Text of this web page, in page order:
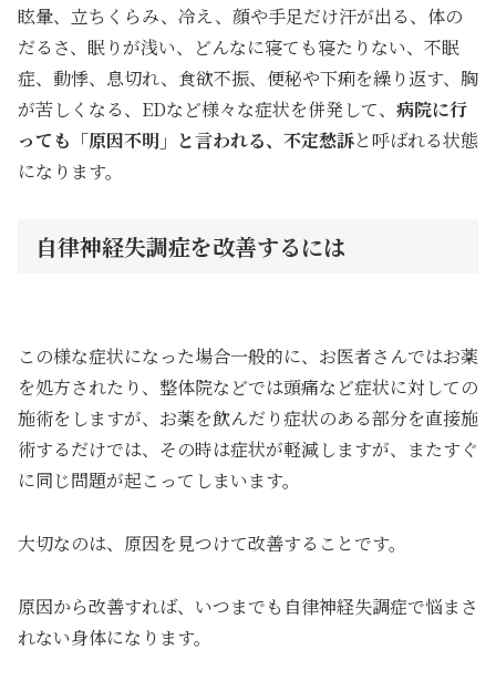
眩暈、立ちくらみ、冷え、顔や手足だけ汗が出る、体の
だるさ、眠りが浅い、どんなに寝ても寝たりない、不眠
症、動悸、息切れ、食欲不振、便秘や下痢を繰り返す、胸
が苦しくなる、EDなど様々な症状を併発して、 病院に行
っても「原因不明」と言われる、不定愁訴と呼ばれる状態
になります。
自律神経失調症を改善するには
この様な症状になった場合一般的に、お医者さんではお薬
を処方されたり、整体院などでは頭痛など症状に対しての
施術をしますが、お薬を飲んだり症状のある部分を直接施
術するだけでは、その時は症状が軽減しますが、またすぐ
に同じ問題が起こってしまいます。
大切なのは、原因を見つけて改善することです。
原因から改善すれば、いつまでも自律神経失調症で悩まさ
れない身体になります。